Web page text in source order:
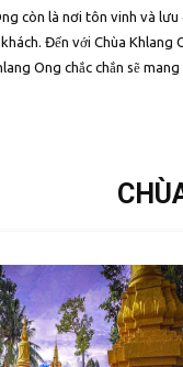
còn là nơi tôn vinh và
Đến với Chùa
Ong chắc chắn sẽ